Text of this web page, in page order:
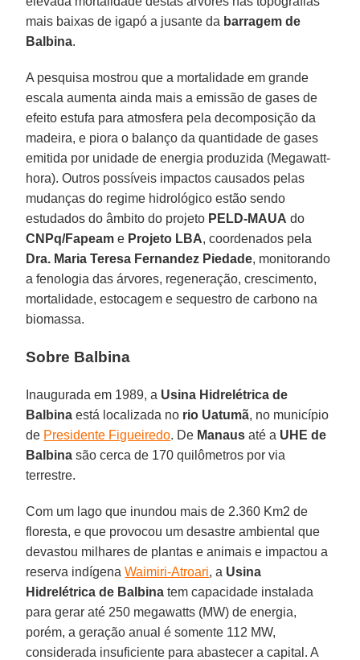
mais baixas de igapó a jusante da barragem de
Balbina.
A pesquisa mostrou que a mortalidade em grande
escala aumenta ainda mais a emissão de gases de
efeito estufa para atmosfera pela decomposição da
madeira, e piora o balanço da quantidade de gases
emitida por unidade de energia produzida (Megawatt-
hora). Outros possíveis impactos causados pelas
mudanças do regime hidrológico estão sendo
estudados do âmbito do projeto PELD-MAUA do
CNPq/Fapeam e Projeto LBA, coordenados pela
Dra. Maria Teresa Fernandez Piedade, monitorando
a fenologia das árvores, regeneração, crescimento,
mortalidade, estocagem e sequestro de carbono na
biomassa.
Sobre Balbina
Inaugurada em 1989, a Usina Hidrelétrica de
Balbina está localizada no rio Uatumã, no município
de Presidente Figueiredo. De Manaus até a UHE de
Balbina são cerca de 170 quilômetros por via
terrestre.
Com um lago que inundou mais de 2.360 Km2 de
floresta, e que provocou um desastre ambiental que
devastou milhares de plantas e animais e impactou a
reserva indígenaWaimiri-Atroari, a Usina
Hidrelétrica de Balbina tem capacidade instalada
para gerar até 250 megawatts (MW) de energia,
porém, a geração anual é somente 112 MW,
considerada insuficiente para abastecer a capital. A